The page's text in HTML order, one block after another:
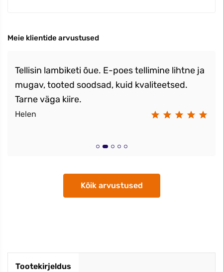
Meie klientide arvustused
Tellisin lambiketi õue. E-poes tellimine lihtne ja
mugav, tooted soodsad, kuid kvaliteetsed.
Tarne väga kiire.
Helen
Kõik arvustused
Tootekirjeldus